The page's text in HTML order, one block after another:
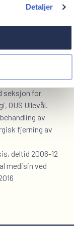
Detaljer
Kurs UiO
Namdal 2004-06
seksjon for
OUS Ullevål.
av
fjerning av
deltid 2006-12
medisin ved